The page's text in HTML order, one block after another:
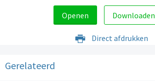
Openen Downloaden
Direct afdrukken
Gerelateerd